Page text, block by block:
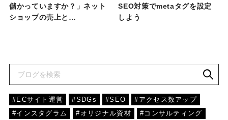
#ECサイト運営 #SDGs #SEO
#アクセス数アップ
#インスタグラム
#オリジナル資材
#コンサルティング
儲かっていますか？」ネット
ショップの売上と…
SEO対策でmetaタグを設定
しよう